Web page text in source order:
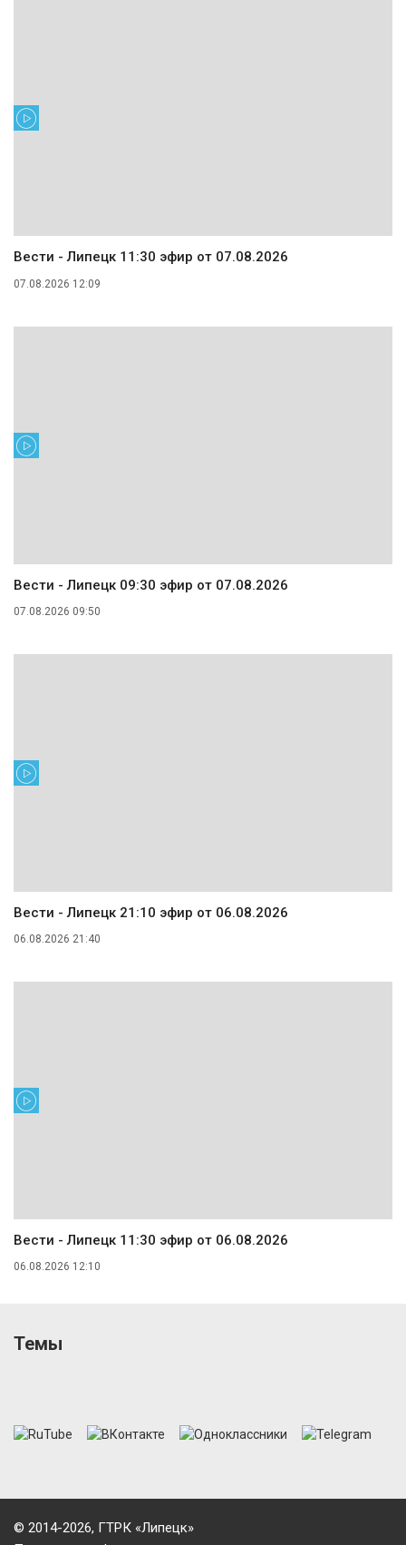
Вести - Липецк 11:30 эфир от 07.08.2026
07.08.2026 12:09
Вести - Липецк 09:30 эфир от 07.08.2026
07.08.2026 09:50
Вести - Липецк 21:10 эфир от 06.08.2026
06.08.2026 21:40
Вести - Липецк 11:30 эфир от 06.08.2026
06.08.2026 12:10
Темы
© 2014-2026, ГТРК «Липецк»